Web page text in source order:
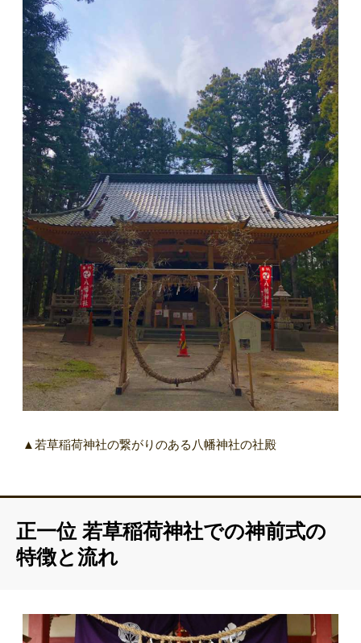
▲若草稲荷神社の繋がりのある八幡神社の社殿
正一位 若草稲荷神社での神前式の
特徴と流れ